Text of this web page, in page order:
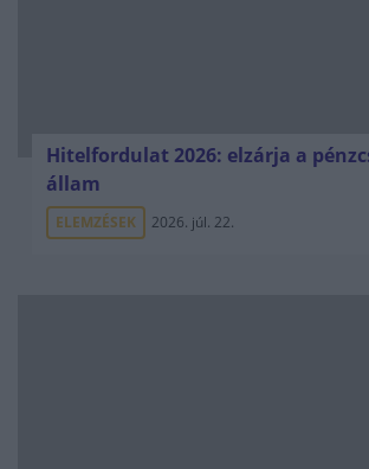
Hitelfordulat 2026: elzárja a
állam
ELEMZÉSEK 2026. júl. 22.